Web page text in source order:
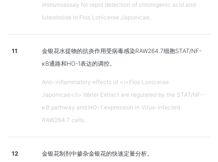
immunoassay for rapid detection of chlorogenic acid and
luteoloside in Flos Lonicerae Japonicae.
11
金银花水提物的抗炎作用受病毒感染RAW264.7细胞STAT/NF-
κB通路和HO-1表达的调控。
Anti-inflammatory effects of <i>Flos Lonicerae
Japonicae</i> Water Extract are regulated by the STAT/NF-
κB pathway and HO-1 expression in Virus-infected
RAW264.7 cells.
12 金银花制剂中掺杂金银花的快速定量分析。